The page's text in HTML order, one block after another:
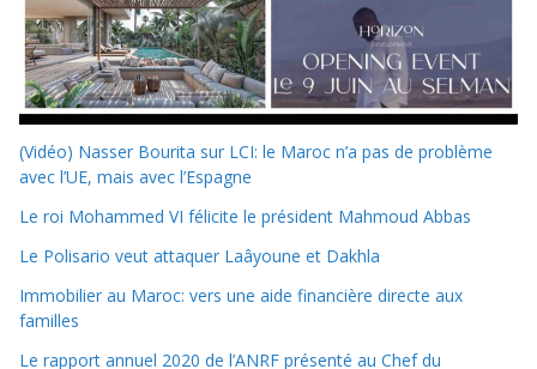
(Vidéo) Nasser Bourita sur LCI: le Maroc n’a pas de problème
avec l’UE, mais avec l’Espagne
Le roi Mohammed VI félicite le président Mahmoud Abbas
Le Polisario veut attaquer Laâyoune et Dakhla
Immobilier au Maroc: vers une aide financière directe aux
familles
Le rapport annuel 2020 de l’ANRF présenté au Chef du